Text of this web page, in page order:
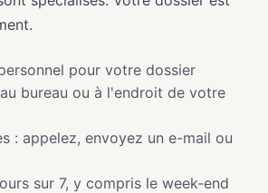
pour votre dossier
bureau ou à l'endroit de votre
: appelez, envoyez un e-mail ou
sur 7, y compris le week-end